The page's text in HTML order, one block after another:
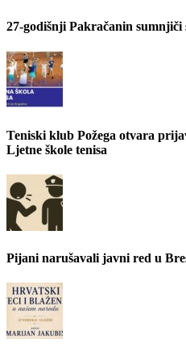
27-godišnji Pakračanin
Teniski klub Požega otvara
Ljetne škole tenisa
Pijani narušavali javni red u